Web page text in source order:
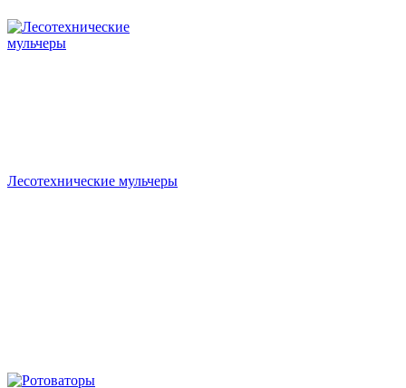
Лесотехнические мульчеры